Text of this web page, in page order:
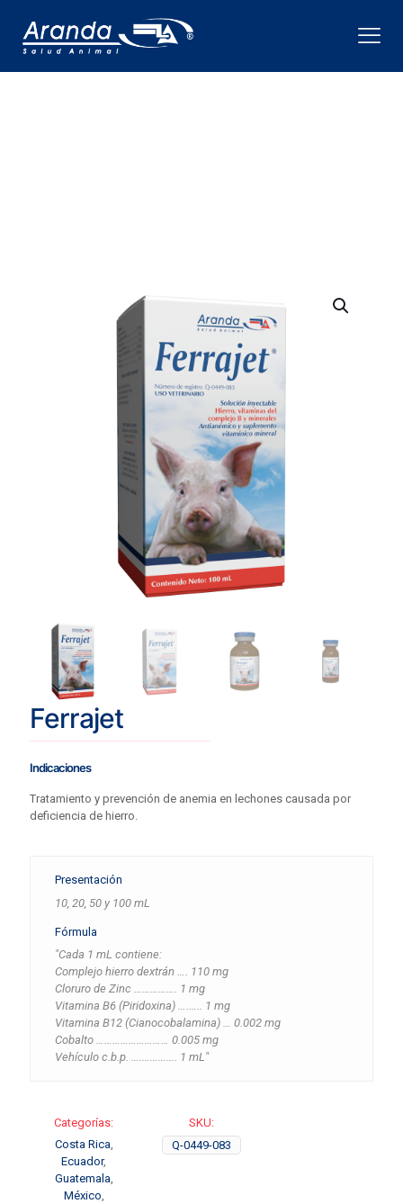
Ferrajet
Indicaciones
Tratamiento y prevención de anemia en lechones causada por
deficiencia de hierro.
Presentación
10, 20, 50 y 100 mL
Fórmula
"Cada 1 mL contiene:
Complejo hierro dextrán …. 110 mg
Cloruro de Zinc ……………. 1 mg
Vitamina B6 (Piridoxina) ….….. 1 mg
Vitamina B12 (Cianocobalamina) … 0.002 mg
Cobalto ……………………… 0.005 mg
Vehículo c.b.p. ….…………. 1 mL"
Categorías:
Costa Rica
Ecuador,
Guatemala
México
SKU:
Q-0449-083